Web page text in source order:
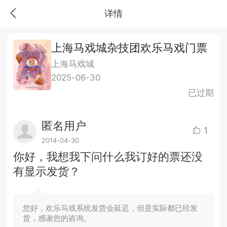
详情
上海马戏城杂技团欢乐马戏门票
上海马戏城
2025-06-30
已过期
匿名用户
2014-04-30
1
你好，我想我下问什么我订好的票还没
有显示发货？
您好，欢乐马戏系统发货会延迟，但是实际都已经发
货，感谢您的咨询。